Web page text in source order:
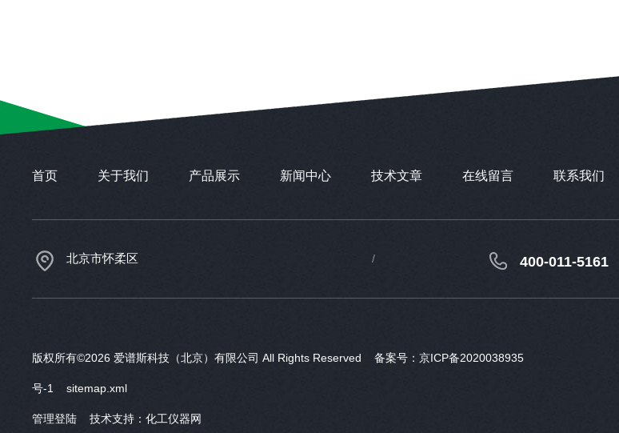
首页 关于我们 产品展示 新闻中心 技术文章 在线留言 联系我们
北京市怀柔区 400-011-5161
版权所有©2026 爱谱斯科技（北京）有限公司 All Rights Reserved 备案号：京ICP备2020038935
号-1 sitemap.xml
管理登陆 技术支持： 化工仪器网